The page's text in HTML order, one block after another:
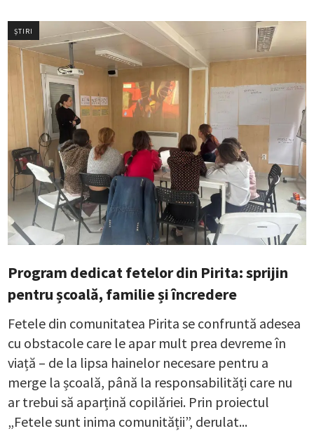
ȘTIRI
Program dedicat fetelor din Pirita: sprijin
pentru școală, familie și încredere
Fetele din comunitatea Pirita se confruntă adesea
cu obstacole care le apar mult prea devreme în
viață – de la lipsa hainelor necesare pentru a
merge la școală, până la responsabilități care nu
ar trebui să aparțină copilăriei. Prin proiectul
„Fetele sunt inima comunității”, derulat